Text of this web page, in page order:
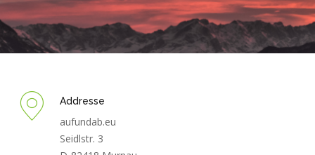
Addresse
aufundab.eu
Seidlstr. 3